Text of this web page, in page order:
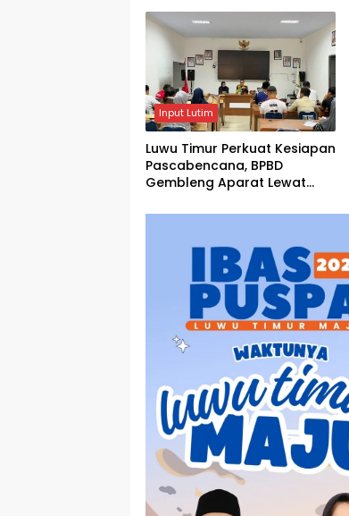
Input Lutim
Luwu Timur Perkuat Kesiapan
Pascabencana, BPBD
Gembleng Aparat Lewat